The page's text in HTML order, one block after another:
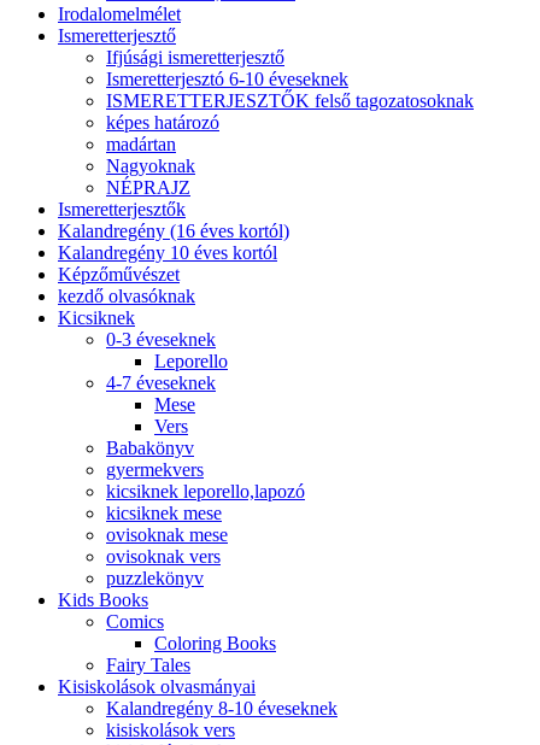
Irodalomelmélet
Ismeretterjesztő
Ifjúsági ismeretterjesztő
Ismeretterjesztó 6-10 éveseknek
ISMERETTERJESZTŐK felső tagozatosoknak
képes határozó
madártan
Nagyoknak
NÉPRAJZ
Ismeretterjesztők
Kalandregény (16 éves kortól)
Kalandregény 10 éves kortól
Képzőművészet
kezdő olvasóknak
Kicsiknek
0-3 éveseknek
Leporello
4-7 éveseknek
Mese
Vers
Babakönyv
gyermekvers
kicsiknek leporello,lapozó
kicsiknek mese
ovisoknak mese
ovisoknak vers
puzzlekönyv
Kids Books
Comics
Coloring Books
Fairy Tales
Kisiskolások olvasmányai
Kalandregény 8-10 éveseknek
kisiskolások vers